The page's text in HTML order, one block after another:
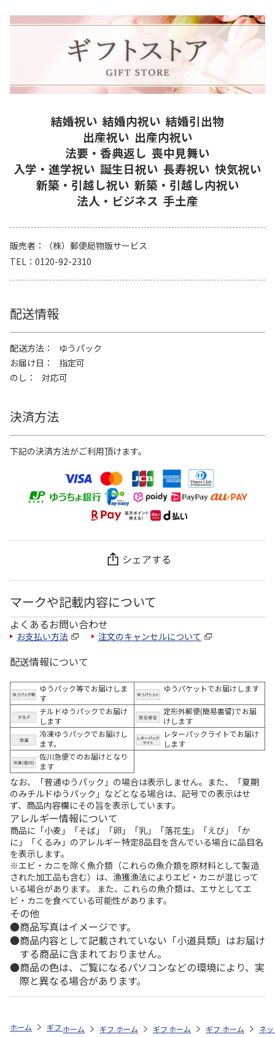
結婚祝い 結婚内祝い 結婚引出物
出産祝い 出産内祝い
法要・香典返し 喪中見舞い
入学・進学祝い 誕生日祝い 長寿祝い 快気祝い
新築・引越し祝い 新築・引越し内祝い
法人・ビジネス 手土産
販売者
（株）郵便局物販サービス
TEL
0120-92-2310
配送情報
配送方法
ゆうパック
お届け日
指定可
のし
対応可
決済方法
下記の決済方法がご利用頂けます。
シェアする
マークや記載内容について
よくあるお問い合わせ
お支払い方法 注文のキャンセルについて
配送情報について
ゆうパック等でお届けしま
す
ゆうパケットでお届けします
チルドゆうパックでお届け
します
定形外郵便(簡易書留)でお届
けします
冷凍ゆうパックでお届けし
ます。
レターパックライトでお届け
します
佐川急便でのお届けとなり
ます
なお、「普通ゆうパック」の場合は表示しません。また、「夏期
のみチルドゆうパック」などとなる場合は、記号での表示はせ
ず、商品内容欄にその旨を表示しています。
アレルギー情報について
商品に「小麦」「そば」「卵」「乳」「落花生」「えび」「か
に」「くるみ」のアレルギー特定8品目を含んでいる場合に品目名
を表示します。
※エビ・カニを除く魚介類（これらの魚介類を原材料として製造
された加工品も含む）は、漁獲漁法によりエビ・カニが混じって
いる場合があります。 また、これらの魚介類は、エサとしてエ
ビ・カニを食べている可能性があります。
その他
商品写真はイメージです。
商品内容として記載されていない「小道具類」はお届け
する商品に含まれておりません。
商品の色は、ご覧になるパソコンなどの環境により、実
際と異なる場合があります。
ホーム ギフト通販 内祝い・お返し 結婚内祝い 大佐和老舗 知覧
ホーム ギフト通販 内祝い・お返し 結婚内祝い
ホーム ギフト通販 内祝い・お返し
ホーム ギフト通販 内
ホーム ネ